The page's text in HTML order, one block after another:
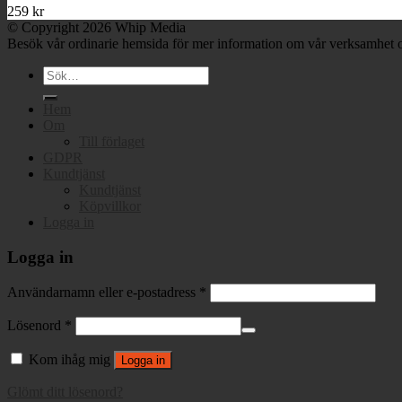
259 kr
© Copyright 2026 Whip Media
Besök vår ordinarie hemsida för mer information om vår verksamhet
Sök
efter:
Logga in
Användarnamn eller e-postadress *
Lösenord *
Kom ihåg mig Logga in